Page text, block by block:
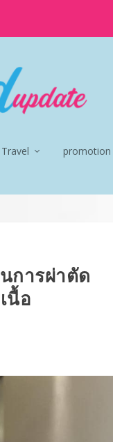
Travel promotion
การผ่าตัด
นื้อ